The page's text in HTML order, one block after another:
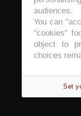
audiences.
You can
"cookies"
object to
choices
Set